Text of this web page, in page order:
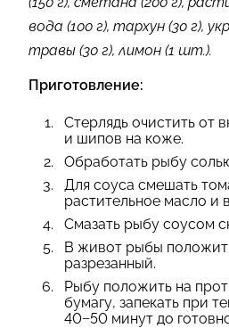
вода (100 г), тархун (30 г),
травы (30 г), лимон (1 шт.).
Приготовление:
Стерлядь очистить от
и шипов на коже.
Обработать рыбу
Для соуса смешать
растительное масло и
Смазать рыбу соусом
В живот рыбы
разрезанный.
Рыбу положить на
бумагу, запекать при
40−50 минут до